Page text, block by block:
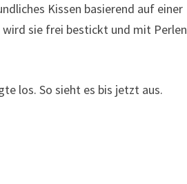
Kissen basierend auf einer
sie frei bestickt und mit Perlen
los. So sieht es bis jetzt aus.